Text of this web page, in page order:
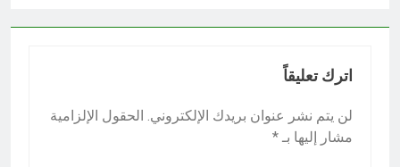
اترك تعليقاً
لن يتم نشر عنوان بريدك الإلكتروني. الحقول الإلزامية
مشار إليها بـ *